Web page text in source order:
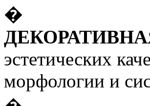
�
эстетических
морфологии и